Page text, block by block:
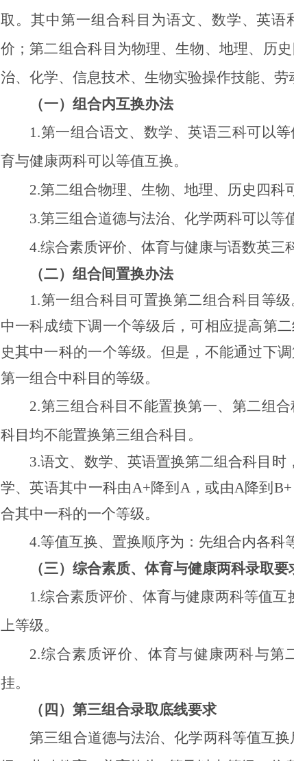
取。其中第一组合科目为语文、数学、英语
价；第二组合科目为物理、生物、地理、历
治、化学、信息技术、生物实验操作技能、劳
（一）组合内互换办法
1.第一组合语文、数学、英语三科可以
育与健康两科可以等值互换。
2.第二组合物理、生物、地理、历史四科
3.第三组合道德与法治、化学两科可以等
4.综合素质评价、体育与健康与语数英三
（二）组合间置换办法
1.第一组合科目可置换第二组合科目等级
中一科成绩下调一个等级后，可相应提高第
史其中一科的一个等级。 但是，不能通过下
第一组合中科目的等级。
2.第三组合科目不能置换第一、第二组合
科目均不能置换第三组合科目 。
3.语文、 数学、 英语置换第二组合科目 时，
学、英语其中一科由A+降到 A，或由A降到 B+
合其中一科的一个等级。
4.等值互换、置换顺序为：先组合内各科
（三）综合素质、体育与健康两科录取要
1.综合素质评价、体育与健康两科等值互
上等级。
2.综合素质评价、体育与健康两科与第
挂。
（ 四 ）第三组合录取底线要求
第三组合道德与法治、化学两科等值互换